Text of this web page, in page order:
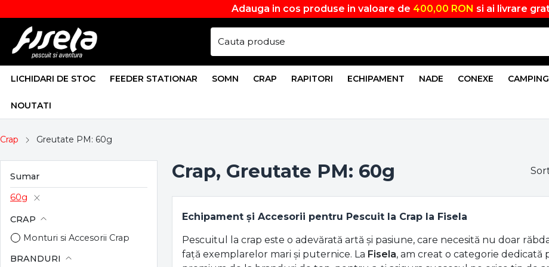
Adauga in cos produse in valoare de 400,00 RON si ai livrare
LICHIDARI DE STOC FEEDER STATIONAR SOMN CRAP RAPITORI ECHIPAMENT NADE CONEXE CAMPING
NOUTATI
Crap Greutate PM: 60g
Sumar
60g
CRAP
Monturi si Accesorii Crap
BRANDURI
Crap, Greutate PM: 60g
Echipament și Accesorii pentru Pescuit la Crap la Fisela
Pescuitul la crap este o adevărată artă și pasiune, care necesită nu doar
față exemplarelor mari și puternice. La Fisela, am creat o categorie